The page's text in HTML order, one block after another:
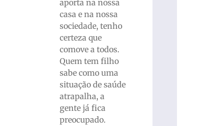
aporta na nossa
casa e na nossa
sociedade, tenho
certeza que
comove a todos.
Quem tem filho
sabe como uma
situação de saúde
atrapalha, a
gente já fica
preocupado.